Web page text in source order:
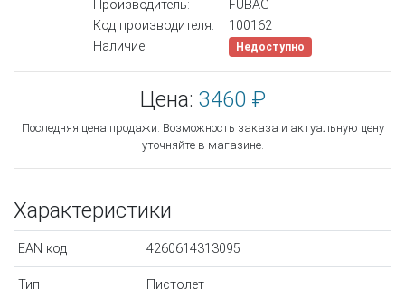
Производитель:
FUBAG
Код производителя:
100162
Наличие:
Недоступно
Цена: 3460 ₽
Последняя цена продажи. Возможность заказа и актуальную цену
уточняйте в магазине.
Характеристики
EAN код 4260614313095
Тип Пистолет